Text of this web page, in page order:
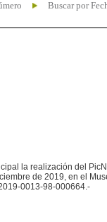
Buscar por
la realización del
de 2019, en el
0013-98-000664.-